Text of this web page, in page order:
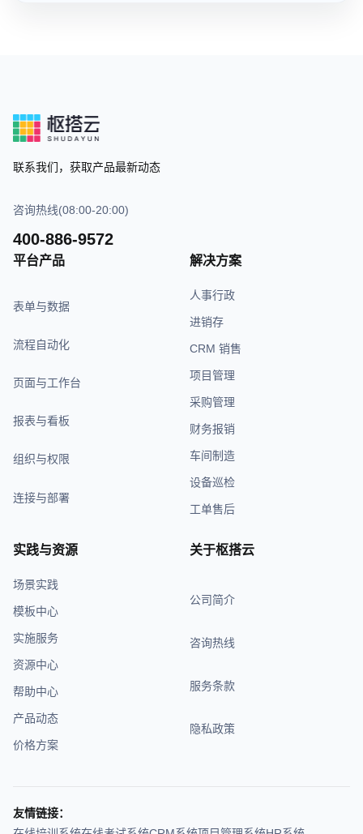
联系我们，获取产品最新动态
咨询热线(08:00-20:00)
400-886-9572
平台产品
表单与数据
流程自动化
页面与工作台
报表与看板
组织与权限
连接与部署
解决方案
人事行政
进销存
CRM 销售
项目管理
采购管理
财务报销
车间制造
设备巡检
工单售后
实践与资源
场景实践
模板中心
实施服务
资源中心
帮助中心
产品动态
价格方案
关于枢搭云
公司简介
咨询热线
服务条款
隐私政策
友情链接：